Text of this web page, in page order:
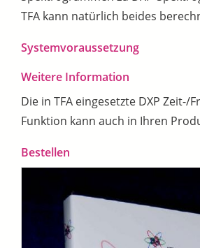
TFA kann natürlich beides
Systemvoraussetzung
Weitere Information
Die in TFA eingesetzte DXP Zeit-/
Funktion kann auch in Ihren
Bestellen